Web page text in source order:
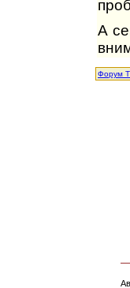
А
Форум